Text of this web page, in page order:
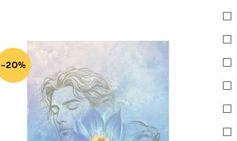
-20%